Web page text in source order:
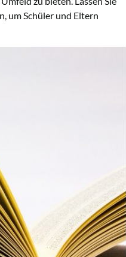
um Schüler und Eltern